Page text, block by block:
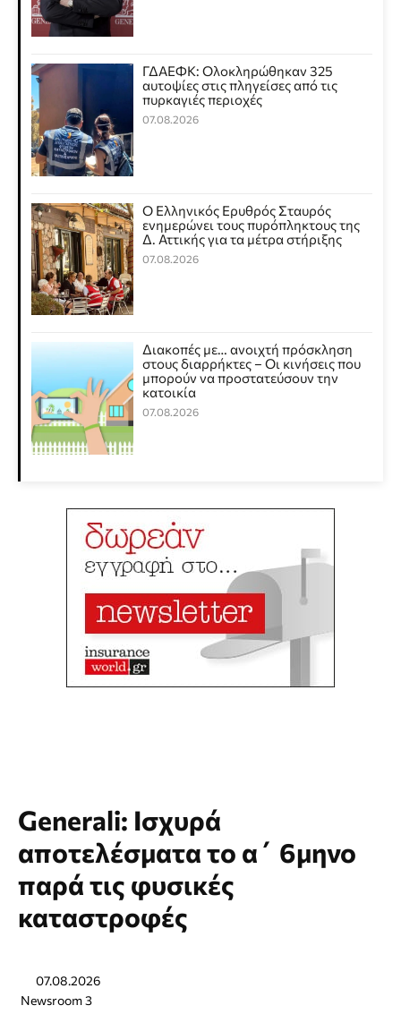
ΓΔΑΕΦΚ: Ολοκληρώθηκαν 325
αυτοψίες στις πληγείσες από τις
πυρκαγιές περιοχές
07.08.2026
Ο Ελληνικός Ερυθρός Σταυρός
ενημερώνει τους πυρόπληκτους της
Δ. Αττικής για τα μέτρα στήριξης
07.08.2026
Διακοπές με… ανοιχτή πρόσκληση
στους διαρρήκτες – Οι κινήσεις που
μπορούν να προστατεύσουν την
κατοικία
07.08.2026